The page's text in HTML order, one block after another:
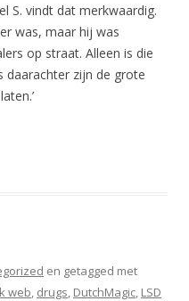
S. vindt dat merkwaardig.
was, maar hij was
op straat. Alleen is die
daarachter zijn de grote
en getagged met
web, drugs, DutchMagic, LSD